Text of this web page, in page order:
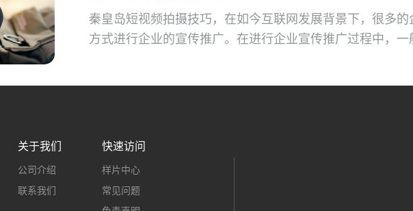
秦皇岛短视频拍摄技巧，在如今互联网发展背景下，很多
方式进行企业的宣传推广。在进行企业宣传推广过程中，
关于我们
公司介绍
联系我们
快速访问
样片中心
常见问题